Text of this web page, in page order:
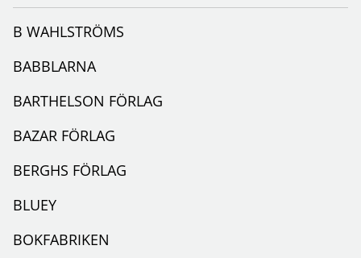
B WAHLSTRÖMS
BABBLARNA
BARTHELSON FÖRLAG
BAZAR FÖRLAG
BERGHS FÖRLAG
BLUEY
BOKFABRIKEN